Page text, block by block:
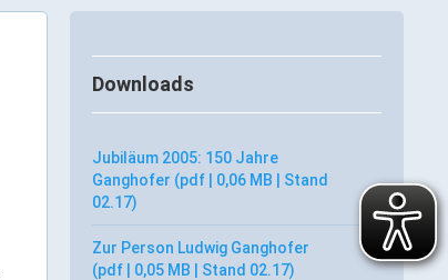
Downloads
Jubiläum 2005: 150 Jahre
Ganghofer (pdf | 0,06 MB | Stand
02.17)
Zur Person Ludwig Ganghofer
(pdf | 0,05 MB | Stand 02.17)